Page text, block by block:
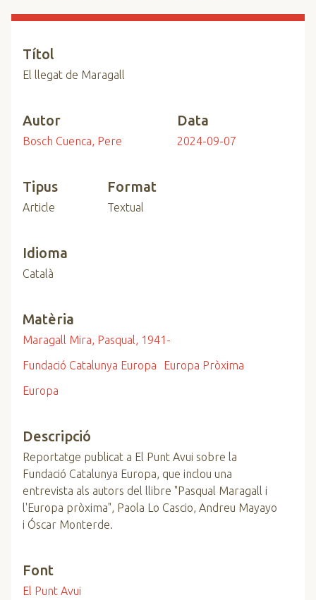
Títol
El llegat de Maragall
Autor
Bosch Cuenca, Pere
Data
2024-09-07
Tipus
Article
Format
Textual
Idioma
Català
Matèria
Maragall Mira, Pasqual, 1941-
Fundació Catalunya Europa
Europa Pròxima
Europa
Descripció
Reportatge publicat a El Punt Avui sobre la
Fundació Catalunya Europa, que inclou una
entrevista als autors del llibre "Pasqual Maragall i
l'Europa pròxima", Paola Lo Cascio, Andreu Mayayo
i Óscar Monterde.
Font
El Punt Avui